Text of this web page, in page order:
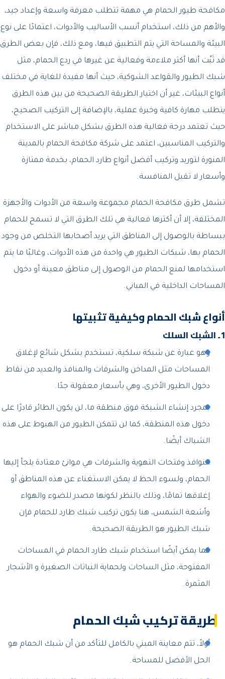
مكافحة طيور الحمام هي مهمة تتطلب معرفة واسعة وإعداد جيد،
والأهم من ذلك، استخدام أنسب الأساليب والأدوات، اعتمادًا على نوع
البيئة والمساحة التي يتم التطبيق فيها، ومع ذلك، فإن بعض الطرق
قد ثَبُت أنها أكثر ملاءمة وفعالية عن غيرها في ردع الحمام، مثل
شبك الطيور والقواعد الشوكية، حيث أنها مفيدة للغاية في مختلف
أنواع البيئات، غير أن اختيار الطريقة الصحيحة من بين هذه الطرق
يتطلب مهارة كافية وخبرة عملية، بالإضافة إلى التركيب الصحيح،
حيث تعتمد درجة فعالية هذه الطرق بشكل مباشر على الاستخدام
والتركيب المناسبين، اعتمد على شركة مكافحة الحمام بالمدينة
المنورة لتوريد وتركيب أفضل أنواع طارد الحمام، بخدمة ممتازة
وأسعار لا تقبل المنافسة.
تشمل طرق مكافحة الحمام مجموعة واسعة من الأدوات والأجهزة
المختلفة، إلا أن أكثرها فعالية هي تلك الطرق التي لا تسمح للحمام
ببساطة بالوصول إلى المناطق التي يريد أصحابها التخلص من وجود
الحمام بها، شبكات الطيور هي واحدة من هذه الأدوات، وغالبًا ما يتم
استخدامها لمنع الحمام من الوصول إلى مناطق معينة أو دخول
المساحات الداخلية في المباني.
أنواع شبك الحمام وكيفية تثبيتها
1ـ الشبك السلك
وهو عبارة عن شبكة سلكية، تستخدم بشكل شائع لإغلاق
المساحات مثل المداخن والشرفات والمنافذ والعديد من نقاط
دخول الطيور الأخرى، وهي بأسعار معقولة جدًا.
بمجرد إنشاء الشبكة فوق منطقة ما، لن يكون الطائر قادرًا على
دخول هذه المنطقة، كما لن تتمكن الطيور من الهبوط على هذه
الشباك أيضًا.
النوافذ وفتحات التهوية والشرفات هي موانئ معتادة يلجأ إليها
الحمام، ولسوء الحظ لا يمكن الاستغناء عن هذه المناطق أو
إغلاقها تمامًا، وذلك بالنظر لكونها مصدر للضوء والهواء
وأشعة الشمس، هنا يكون تركيب شبك طارد للحمام فإن
شبك الطيور هو الطريقة الصحيحة.
كما يمكن أيضًا استخدام شبك طارد الحمام في المساحات
المفتوحة، مثل الساحات ولحماية النباتات الصغيرة و الأشجار
المثمرة.
طريقة تركيب شبك الحمام
أولاً، تتم معاينة المبني بالكامل للتأكد من أن شبك الحمام هو
الحل الأفضل للمساحة.